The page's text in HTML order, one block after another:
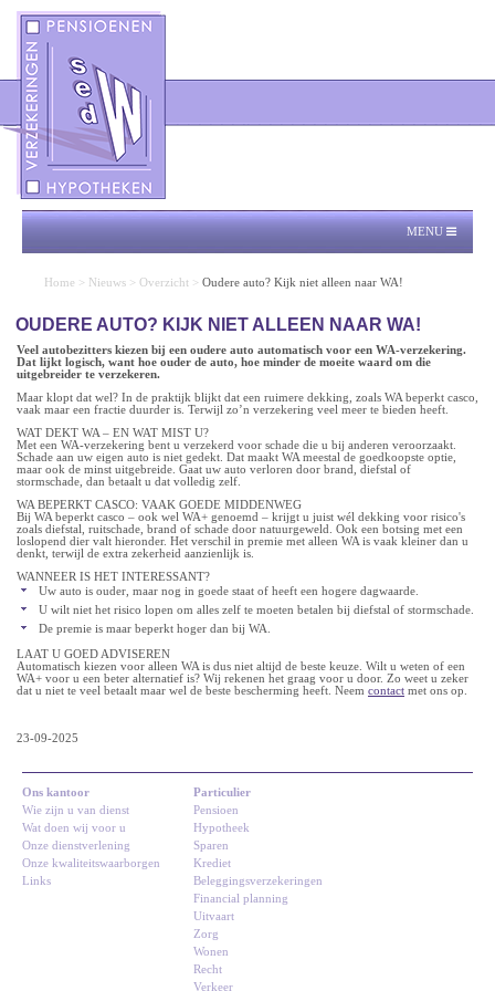
MENU
Home > Nieuws > Overzicht > Oudere auto? Kijk niet alleen naar WA!
OUDERE AUTO? KIJK NIET ALLEEN NAAR WA!
Veel autobezitters kiezen bij een oudere auto automatisch voor een WA-verzekering.
Dat lijkt logisch, want hoe ouder de auto, hoe minder de moeite waard om die
uitgebreider te verzekeren.
Maar klopt dat wel? In de praktijk blijkt dat een ruimere dekking, zoals WA beperkt casco,
vaak maar een fractie duurder is. Terwijl zo’n verzekering veel meer te bieden heeft.
WAT DEKT WA – EN WAT MIST U?
Met een WA-verzekering bent u verzekerd voor schade die u bij anderen veroorzaakt.
Schade aan uw eigen auto is niet gedekt. Dat maakt WA meestal de goedkoopste optie,
maar ook de minst uitgebreide. Gaat uw auto verloren door brand, diefstal of
stormschade, dan betaalt u dat volledig zelf.
WA BEPERKT CASCO: VAAK GOEDE MIDDENWEG
Bij WA beperkt casco – ook wel WA+ genoemd – krijgt u juist wél dekking voor risico's
zoals diefstal, ruitschade, brand of schade door natuurgeweld. Ook een botsing met een
loslopend dier valt hieronder. Het verschil in premie met alleen WA is vaak kleiner dan u
denkt, terwijl de extra zekerheid aanzienlijk is.
WANNEER IS HET INTERESSANT?
Uw auto is ouder, maar nog in goede staat of heeft een hogere dagwaarde.
U wilt niet het risico lopen om alles zelf te moeten betalen bij diefstal of stormschade.
De premie is maar beperkt hoger dan bij WA.
LAAT U GOED ADVISEREN
Automatisch kiezen voor alleen WA is dus niet altijd de beste keuze. Wilt u weten of een
WA+ voor u een beter alternatief is? Wij rekenen het graag voor u door. Zo weet u zeker
dat u niet te veel betaalt maar wel de beste bescherming heeft. Neem contact met ons op.
23-09-2025
Ons kantoor
Wie zijn u van dienst
Wat doen wij voor u
Onze dienstverlening
Onze kwaliteitswaarborgen
Links
Particulier
Pensioen
Hypotheek
Sparen
Krediet
Beleggingsverzekeringen
Financial planning
Uitvaart
Zorg
Wonen
Recht
Verkeer